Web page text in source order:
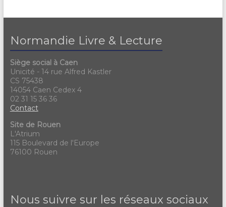
Normandie Livre & Lecture
Siège social à Caen
Unicité - 14 rue Alfred Kastler
CS 75438
14054 Caen Cedex 4
02 31 15 36 36
Contact
Site de Rouen
L'Atrium
115 Boulevard de l'Europe
76100 Rouen
Nous suivre sur les réseaux sociaux